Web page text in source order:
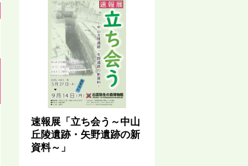
速報展「立ち会う～中山
丘陵遺跡・矢野遺跡の新
資料～」